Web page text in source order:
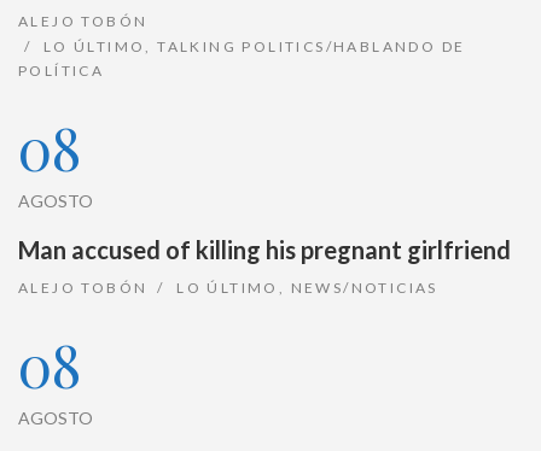
ALEJO TOBÓN
LO ÚLTIMO,TALKING POLITICS/HABLANDO DE
POLÍTICA
08
AGOSTO
Man accused of killing his pregnant girlfriend
ALEJO TOBÓN LO ÚLTIMO , NEWS/NOTICIAS
08
AGOSTO